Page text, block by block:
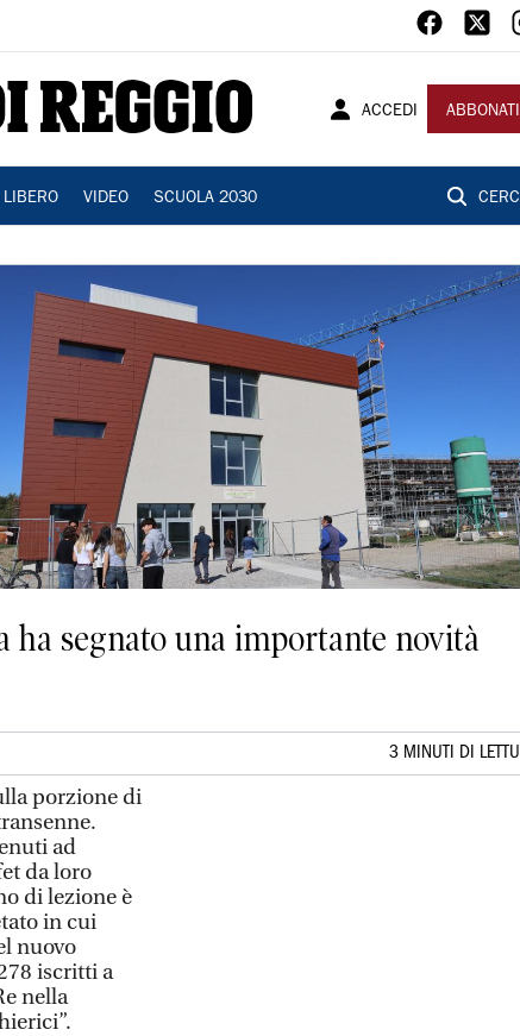
ACCEDI ABBONATI
LIBERO VIDEO SCUOLA 2030
ha segnato una importante novità
3 MINUTI DI
porzione di
ad
da loro
di lezione è
in cui
nuovo
iscritti a
nella